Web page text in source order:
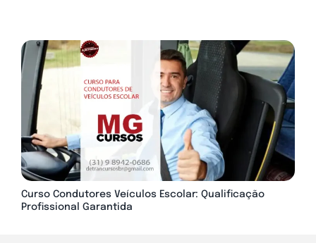
Curso Condutores Veículos Escolar: Qualificação
Profissional Garantida